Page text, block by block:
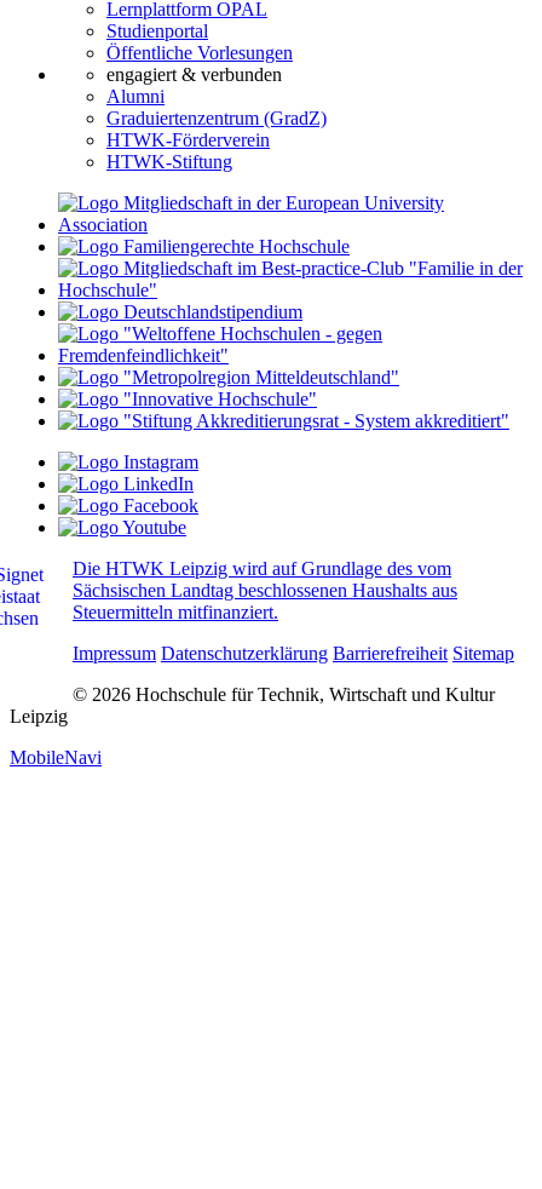
Lernplattform OPAL
Studienportal
Öffentliche Vorlesungen
engagiert & verbunden
Alumni
Graduiertenzentrum (GradZ)
HTWK-Förderverein
HTWK-Stiftung
Die HTWK Leipzig wird auf Grundlage des vom
Sächsischen Landtag beschlossenen Haushalts aus
Steuermitteln mitfinanziert.
Impressum Datenschutzerklärung Barrierefreiheit Sitemap
© 2026 Hochschule für Technik, Wirtschaft und Kultur
Leipzig
MobileNavi